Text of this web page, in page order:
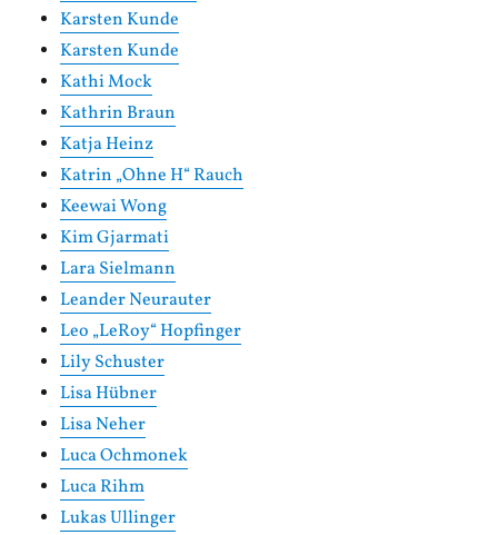
Karsten Kunde
Karsten Kunde
Kathi Mock
Kathrin Braun
Katja Heinz
Katrin „Ohne H“ Rauch
Keewai Wong
Kim Gjarmati
Lara Sielmann
Leander Neurauter
Leo „LeRoy“ Hopfinger
Lily Schuster
Lisa Hübner
Lisa Neher
Luca Ochmonek
Luca Rihm
Lukas Ullinger